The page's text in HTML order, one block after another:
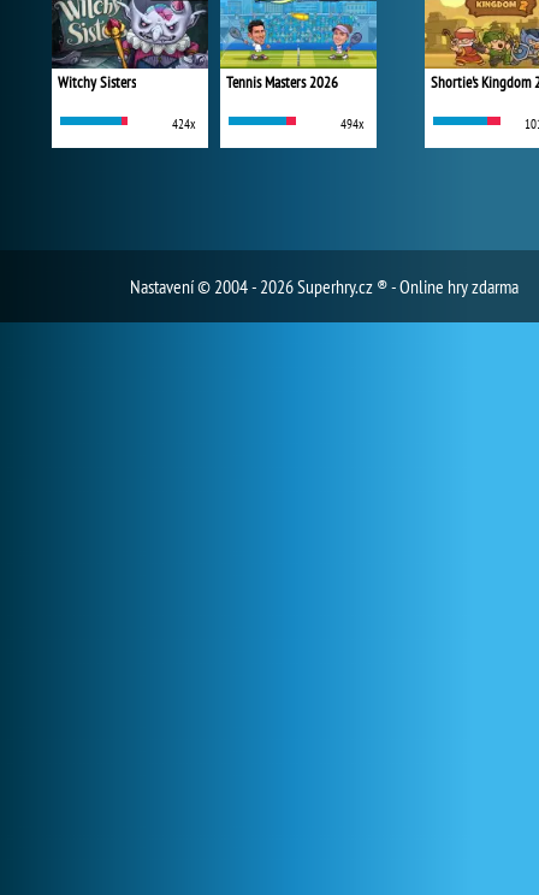
Witchy Sisters
424x
Tennis Masters 2026
494x
Shortie's Kingdom
Nastavení© 2004 - 2026 Superhry.cz ® - Online hry zdarma